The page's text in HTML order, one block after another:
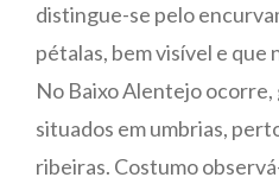
distingue-se pelo
pétalas, bem visível e que
No Baixo Alentejo
situados em umbrias,
ribeiras. Costumo